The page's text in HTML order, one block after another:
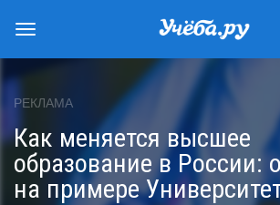
РЕКЛАМА
Как меняется высшее
образование в России:
на примере